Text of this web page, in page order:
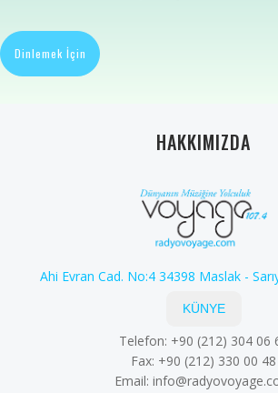
Dinlemek İçin
HAKKIMIZDA
Ahi Evran Cad. No:4 34398 Maslak -
KÜNYE
Telefon: +90 (212) 304 06
Fax: +90 (212) 330 00 48
Email: